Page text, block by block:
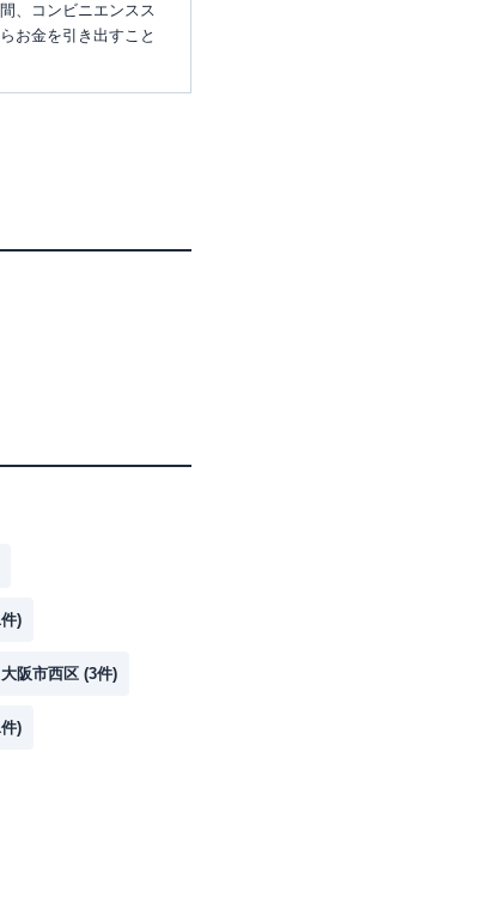
、コンビニエンスス
お金を引き出すこと
件)
大阪市西区 (3件)
件)